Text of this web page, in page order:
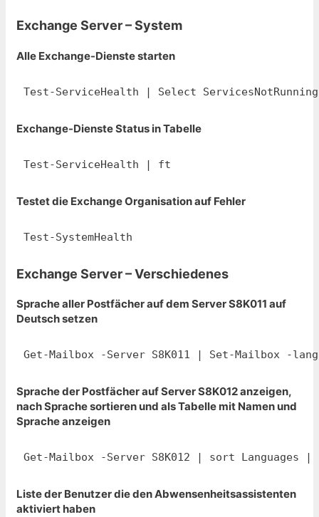
Exchange Server – System
Alle Exchange-Dienste starten
Test-ServiceHealth | Select
Exchange-Dienste Status in Tabelle
Test-ServiceHealth | ft
Testet die Exchange Organisation auf Fehler
Test-SystemHealth
Exchange Server – Verschiedenes
Sprache aller Postfächer auf dem Server S8K011 auf
Deutsch setzen
Get-Mailbox -Server S8K011 | Set-Mailbox -
Sprache der Postfächer auf Server S8K012 anzeigen,
nach Sprache sortieren und als Tabelle mit Namen und
Sprache anzeigen
Get-Mailbox -Server S8K012 | sort Languages |
Liste der Benutzer die den Abwensenheitsassistenten
aktiviert haben